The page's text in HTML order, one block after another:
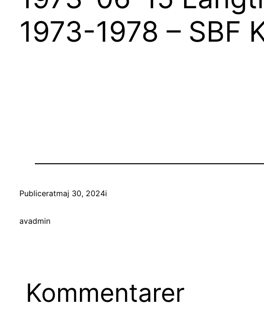
1973-1978 – SBF
Publiceratmaj 30, 2024i
avadmin
Kommentarer